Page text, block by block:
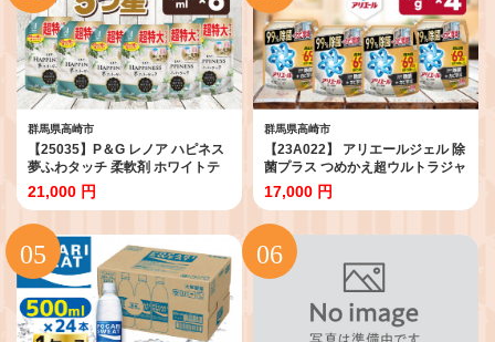
群馬県高崎市
【25035】P＆G レノア ハピネス
夢ふわタッチ 柔軟剤 ホワイトテ
ィー 詰め替え 超特大 1,285mL×6
個
21,000 円
群馬県高崎市
【23A022】 アリエールジェル 除
菌プラス つめかえ超ウルトラジャ
ンボサイズ 1,720g×4個
17,000 円